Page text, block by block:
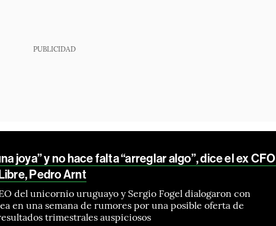
PUBLICIDAD
joya” y no hace falta “arreglar algo”, dice el ex CFO
Pedro Arnt
del unicornio uruguayo y Sergio Fogel dialogaron con
en una semana de rumores por una posible oferta de
trimestrales auspiciosos